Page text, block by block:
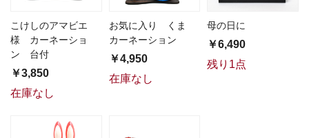
こけしのアマビエ
様 カーネーショ
ン 台付
￥3,850
在庫なし
お気に入り くま
カーネーション
￥4,950
在庫なし
母の日に
￥6,490
残り1点